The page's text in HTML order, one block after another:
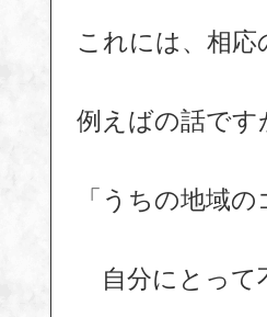
これには、相
例えばの話です
「うちの地域
自分にとって